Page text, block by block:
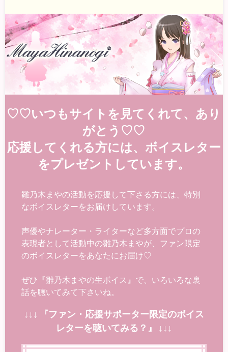
♡♡いつもサイトを見てくれて、あり
がとう♡♡
応援してくれる方には、ボイスレター
をプレゼントしています。
雛乃木まやの活動を応援して下さる方には、特別
なボイスレターをお届けしています。
声優やナレーター・ライターなど多方面でプロの
表現者として活動中の雛乃木まやが、ファン限定
のボイスレターをあなたにお届け♡
ぜひ『雛乃木まやの生ボイス』で、いろいろな裏
話を聴いてみて下さいね。
↓↓↓ 『ファン・応援サポーター限定のボイス
レターを聴いてみる？』 ↓↓↓